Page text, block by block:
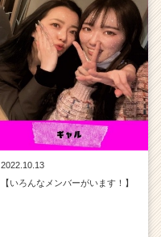
2022.10.13
【いろんなメンバーがいます！】